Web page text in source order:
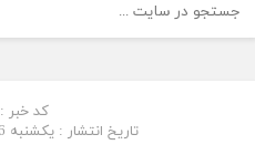
کد خبر : 7743
تاریخ انتشار : یکشنبه 6 ژانویه 2013 - 18:42